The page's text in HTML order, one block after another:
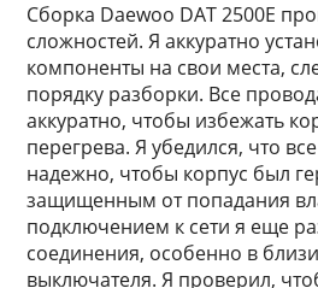
Сборка Daewoo DAT 2500E
сложностей. Я аккуратно
компоненты на свои места,
порядку разборки. Все
аккуратно, чтобы избежать
перегрева. Я убедился, что
надежно, чтобы корпус был
защищенным от попадания
подключением к сети я еще
соединения, особенно в
выключателя. Я проверил,